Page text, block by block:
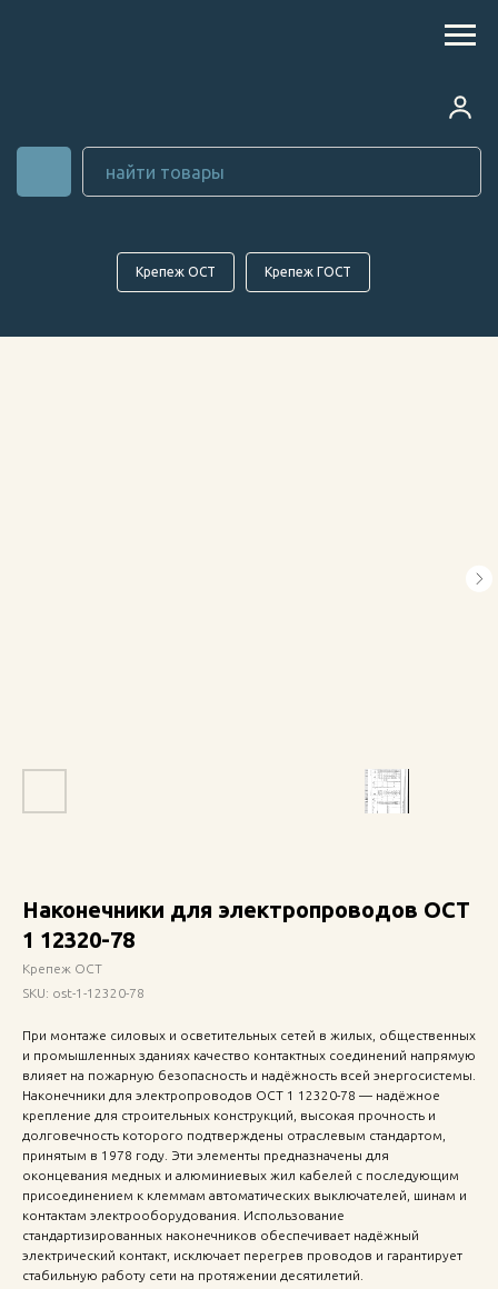
Крепеж ОСТ Крепеж ГОСТ
Наконечники для электропроводов ОСТ
1 12320-78
Крепеж ОСТ
SKU: ost-1-12320-78
При монтаже силовых и осветительных сетей в жилых, общественных
и промышленных зданиях качество контактных соединений напрямую
влияет на пожарную безопасность и надёжность всей энергосистемы.
Наконечники для электропроводов ОСТ 1 12320-78 — надёжное
крепление для строительных конструкций, высокая прочность и
долговечность которого подтверждены отраслевым стандартом,
принятым в 1978 году. Эти элементы предназначены для
оконцевания медных и алюминиевых жил кабелей с последующим
присоединением к клеммам автоматических выключателей, шинам и
контактам электрооборудования. Использование
стандартизированных наконечников обеспечивает надёжный
электрический контакт, исключает перегрев проводов и гарантирует
стабильную работу сети на протяжении десятилетий.